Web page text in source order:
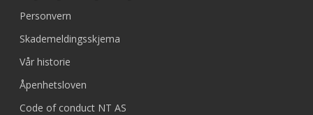
Personvern
Skademeldingsskjema
Vår historie
Åpenhetsloven
Code of conduct NT AS